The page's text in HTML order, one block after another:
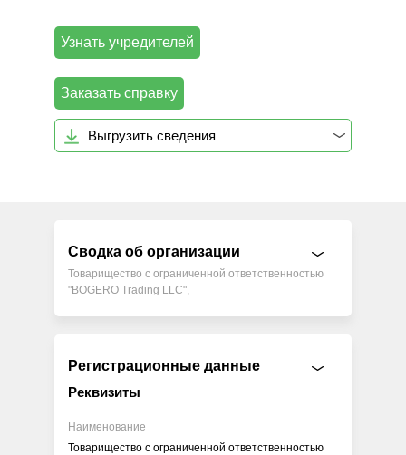
Узнать учредителей
Заказать справку
Выгрузить сведения
Сводка об организации
Товарищество с ограниченной ответственностью
"BOGERO Trading LLC",
Регистрационные данные
Реквизиты
Наименование
Товарищество с ограниченной ответственностью